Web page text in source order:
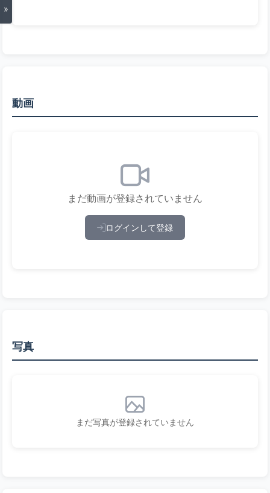
»
動画
まだ動画が登録されていません
ログインして登録
写真
まだ写真が登録されていません